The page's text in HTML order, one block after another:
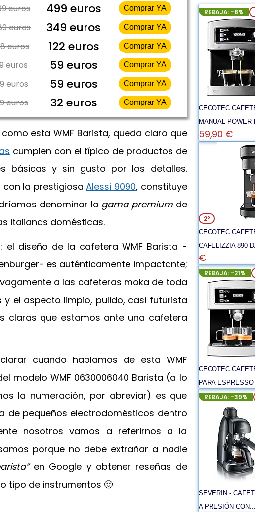
euros 499 euros Comprar YA
euros 349 euros Comprar YA
euros 122 euros Comprar YA
euros 59 euros Comprar YA
euros 59 euros Comprar YA
euros 32 euros Comprar YA
esta WMF Barista, queda claro que
cumplen con el típico de productos de
básicas y sin gusto por los detalles.
con la prestigiosaAlessi 9090, constituye
denominar la gama premiumde
italianas domésticas.
el diseño de la cafetera WMF Barista -
es auténticamente impactante;
a las cafeteras moka de toda
y el aspecto limpio, pulido, casi futurista
claras que estamos ante una cafetera
cuando hablamos de esta WMF
modeloWMF 0630006040 Barista (a lo
la numeración, por abreviar) es que
de pequeños electrodomésticos dentro
nosotros vamos a referirnos a la
porque no debe extrañar a nadie
en Google y obtener reseñas de
tipo de instrumentos 🙂
REBAJA: -8%
CECOTEC
MANUAL POWER
59,90 €
2º
CECOTEC
CAFELIZZIA 890
€
REBAJA: -21%
CECOTEC
PARA ESPRESSO
REBAJA: -39%
SEVERIN -
A PRESIÓN CON...